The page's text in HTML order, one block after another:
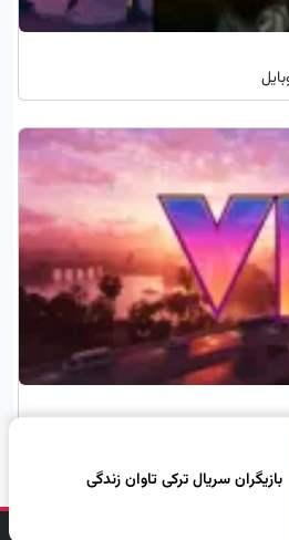
بازیگران سریال ترکی تاوان زندگی